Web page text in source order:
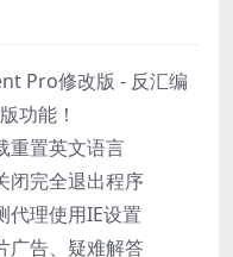
Pro修改版 - 反汇编
功能！
重置英文语言
闭完全退出程序
代理使用IE设置
广告、疑难解答